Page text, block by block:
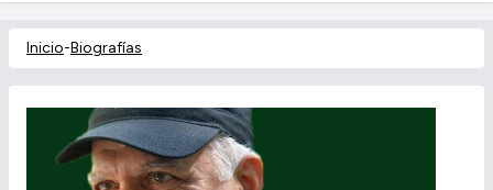
Inicio-Biografías